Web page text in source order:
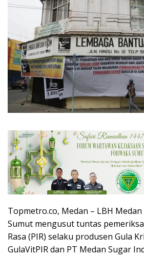
Topmetro.co, Medan – LBH
Sumut mengusut tuntas
Rasa (PIR) selaku produsen Gula
GulaVitPIR dan PT Medan Sugar